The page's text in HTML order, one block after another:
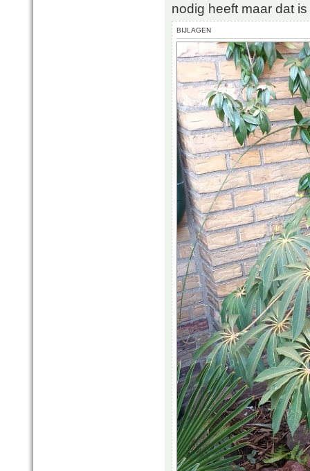
nodig heeft maar dat
BIJLAGEN